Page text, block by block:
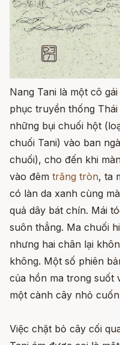
Nang Tani là một cô
phục truyền thống
những bụi chuối hột
chuối Tani) vào ban
chuối), cho đến khi
vào đêm trăng tròn, ta
có làn da xanh cùng
quả dây bát chín. Mái
suôn thẳng. Ma chuối
nhưng hai chân lại
không. Một số phiên
của hồn ma trong suốt
một cành cây nhỏ
Việc chặt bỏ cây cối